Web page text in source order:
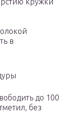
в
до 100
без